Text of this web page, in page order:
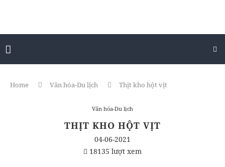
Home Văn hóa-Du lịch Thịt kho hột vịt
Văn hóa-Du lịch
THỊT KHO HỘT VỊT
04-06-2021
18135 lượt xem